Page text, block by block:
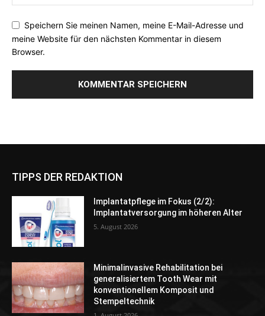
Speichern Sie meinen Namen, meine E-Mail-Adresse und
meine Website für den nächsten Kommentar in diesem
Browser.
TIPPS DER REDAKTION
Implantatpflege im Fokus (2/2):
Implantatversorgung im höheren Alter
5. August 2026
Minimalinvasive Rehabilitation bei
generalisiertem Tooth Wear mit
konventionellem Komposit und
Stempeltechnik